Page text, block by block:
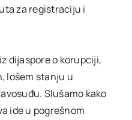
za registraciju i
dijaspore o korupciji,
lošem stanju u
Slušamo kako
ide u pogrešnom